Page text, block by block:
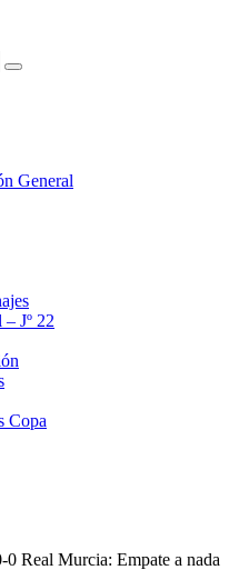
General
Jº 22
Copa
Real Murcia: Empate a nada